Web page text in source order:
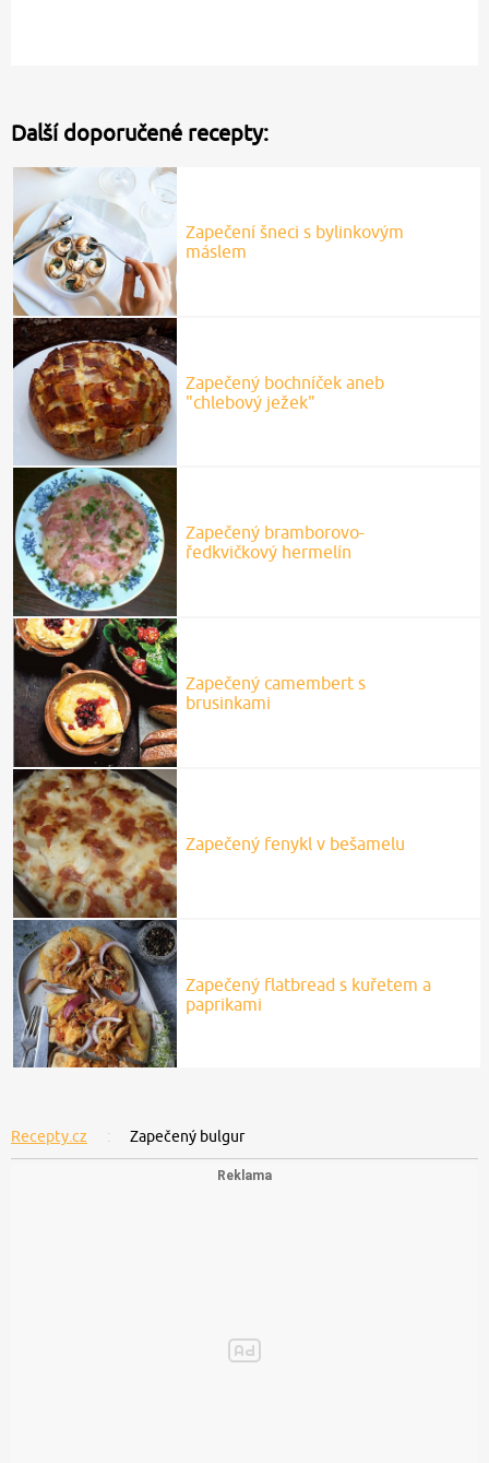
Další doporučené recepty:
Zapečení šneci s bylinkovým
máslem
Zapečený bochníček aneb
"chlebový ježek"
Zapečený bramborovo-
ředkvičkový hermelín
Zapečený camembert s
brusinkami
Zapečený fenykl v bešamelu
Zapečený flatbread s kuřetem a
paprikami
Recepty.cz Zapečený bulgur